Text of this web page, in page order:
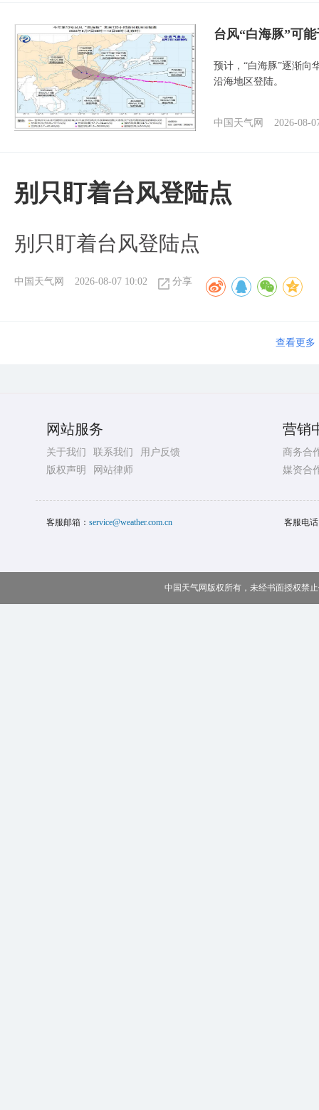
台风“白海豚”可
预计，“白海豚”逐渐向
沿海地区登陆。
中国天气网 2026-08-
别只盯着台风登陆点
别只盯着台风登陆点
中国天气网 2026-08-07 10:02 分享
查看更多
网站服务
关于我们 联系我们
用户反馈
版权声明
网站律师
营销
商务合
媒资合
客服邮箱： service@weather.com.cn 客服电
中国天气网版权所有，未经书面授权